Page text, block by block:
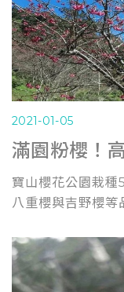
2021-01-05
寶山櫻花公園栽種
八重櫻與吉野櫻等